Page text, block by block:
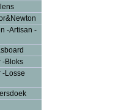
-Artisan -
-Bloks
-Losse